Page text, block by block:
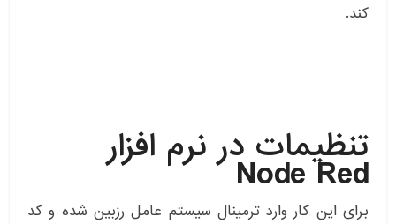
کند.
تنظیمات در نرم افزار
Node Red
برای این کار وارد ترمینال سیستم عامل رزبین شده و کد